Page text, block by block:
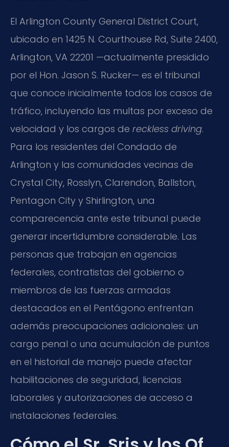
El Arlington County General District Court,
ubicado en 1425 N. Courthouse Rd, Suite 2400,
Arlington, VA 22201 —actualmente presidido
por el Hon. Jason S. Rucker— es el tribunal
que conoce inicialmente todos los casos de
tráfico, incluyendo las multas por exceso de
velocidad y los cargos de reckless driving.
Para los residentes del Condado de
Arlington y las comunidades vecinas de
Crystal City, Rosslyn, Clarendon, Ballston,
Pentagon City y Shirlington, una
comparecencia ante este tribunal puede
generar incertidumbre considerable. Las
personas que trabajan en agencias
federales, contratistas del gobierno o
miembros de las fuerzas armadas
destacados en el Pentágono enfrentan
además preocupaciones adicionales: un
cargo penal o una acumulación de puntos
en el historial de manejo puede afectar
habilitaciones de seguridad, licencias
laborales y autorizaciones de acceso a
instalaciones federales.